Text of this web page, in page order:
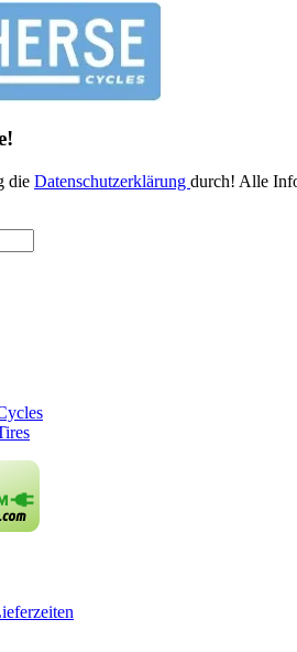
die Datenschutzerklärung durch! Alle